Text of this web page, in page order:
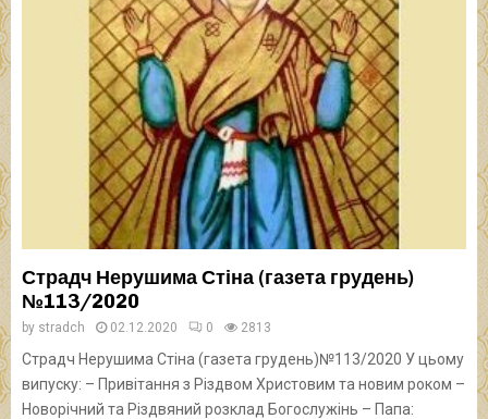
Страдч Нерушима Стіна (газета грудень)
№113/2020
by stradch 02.12.2020 0 2813
Страдч Нерушима Стіна (газета грудень)№113/2020 У цьому
випуску: – Привітання з Різдвом Христовим та новим роком –
Новорічний та Різдвяний розклад Богослужінь – Папа: